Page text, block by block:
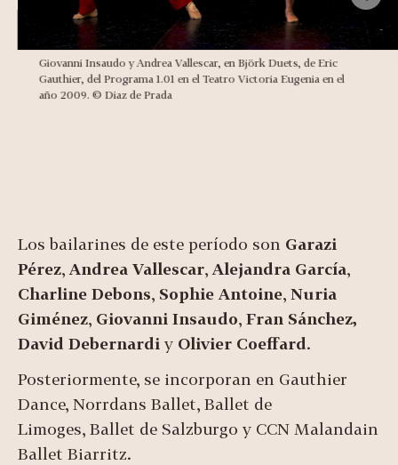
Giovanni Insaudo y Andrea Vallescar, en Björk Duets, de Eric
Gauthier, del Programa 1.01 en el Teatro Victoria Eugenia en el
año 2009. © Diaz de Prada
Los bailarines de este período son Garazi
Pérez, Andrea Vallescar, Alejandra García,
Charline Debons, Sophie Antoine, Nuria
Giménez, Giovanni Insaudo, Fran Sánchez,
David Debernardi y Olivier Coeffard.
Posteriormente, se incorporan en Gauthier
Dance, Norrdans Ballet, Ballet de
Limoges, Ballet de Salzburgo y CCN Malandain
Ballet Biarritz.